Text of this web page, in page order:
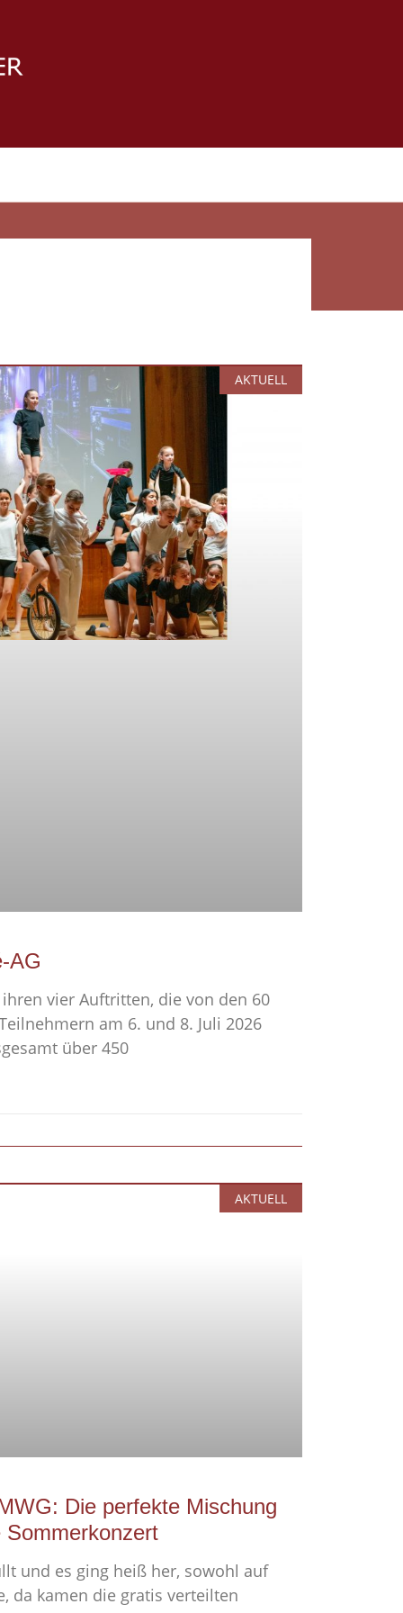
AKTUELL
AG
vier Auftritten, die von den 60
am 6. und 8. Juli 2026
über 450
AKTUELL
Die perfekte Mischung
Sommerkonzert
und es ging heiß her, sowohl auf
da kamen die gratis verteilten